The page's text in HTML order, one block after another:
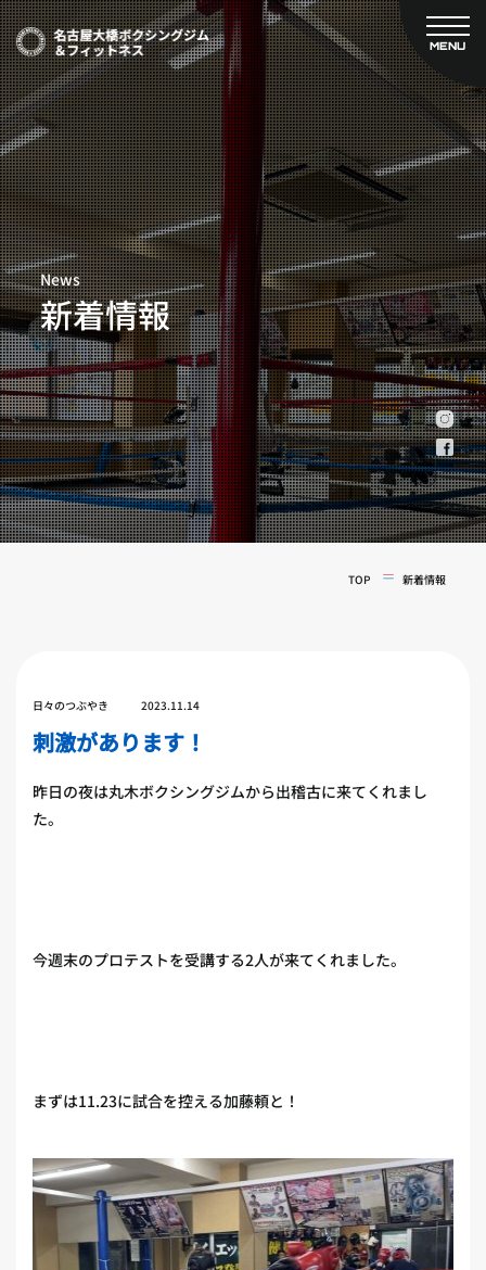
MENU
CLOSE
TOP
新着情報
ご予約
プライベートコース予約
レンタルスタジオ予約
名古屋大橋ボクシングジムについて
大橋弘政プロフィール
スタッフ紹介
料金案内
設備紹介
アクセス
営業時間
トレーナー募集
スポンサー募集
大会チケット購入
キャンペーン
実戦コース
料金システム
フィットネスコース
News
新着情報
TOP 新着情報
日々のつぶやき 2023.11.14
刺激があります！
昨日の夜は丸木ボクシングジムから出稽古に来てくれまし
た。
今週末のプロテストを受講する2人が来てくれました。
まずは11.23に試合を控える加藤頼と！